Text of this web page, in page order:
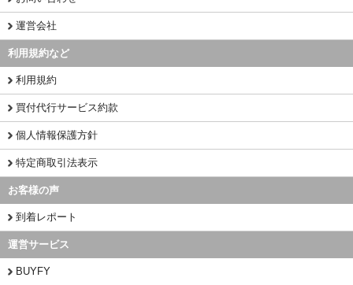
運営会社
利用規約など
利用規約
買付代行サービス約款
個人情報保護方針
特定商取引法表示
お客様の声
到着レポート
運営サービス
BUYFY